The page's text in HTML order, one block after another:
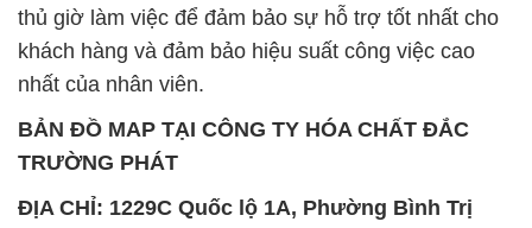
thủ giờ làm việc để đảm bảo sự hỗ trợ tốt nhất cho
khách hàng và đảm bảo hiệu suất công việc cao
nhất của nhân viên.
BẢN ĐỒ MAP TẠI CÔNG TY HÓA CHẤT ĐẮC
TRƯỜNG PHÁT
ĐỊA CHỈ: 1229C Quốc lộ 1A, Phường Bình Trị